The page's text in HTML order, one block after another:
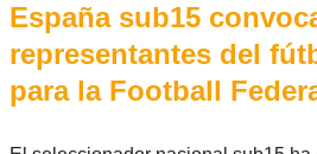
España sub15
representantes del
para la Football